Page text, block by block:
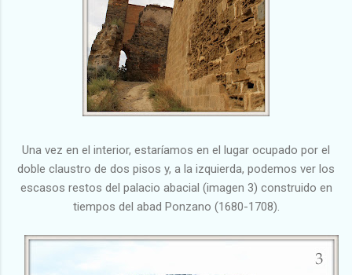
Una vez en el interior, estaríamos en el lugar ocupado por el
doble claustro de dos pisos y, a la izquierda, podemos ver los
escasos restos del palacio abacial (imagen 3) construido en
tiempos del abad Ponzano (1680-1708).